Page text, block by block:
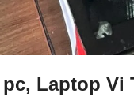
Laptop Vi